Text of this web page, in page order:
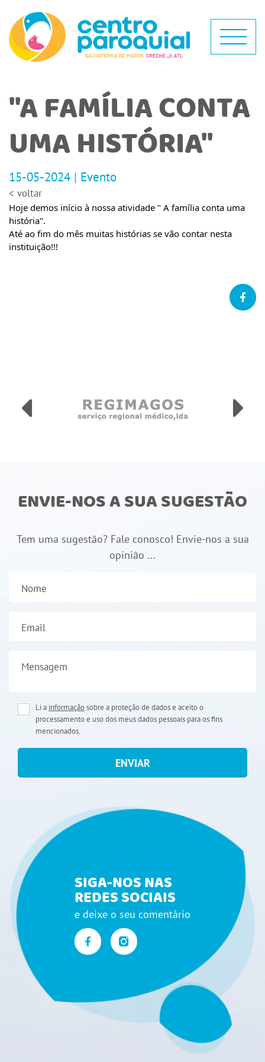
"A FAMÍLIA CONTA
UMA HISTÓRIA"
15-05-2024 | Evento
< voltar
Hoje demos início à nossa atividade " A família conta uma
história".
Até ao fim do mês muitas histórias se vão contar nesta
instituição!!!
ENVIE-NOS A SUA SUGESTÃO
Tem uma sugestão? Fale conosco! Envie-nos a sua
opinião ...
Nome
Email
Mensagem
Li a informaçãosobre a proteção de dados e aceito o
processamento e uso dos meus dados pessoais para os fins
mencionados.
ENVIAR
SIGA-NOS NAS
REDES SOCIAIS
e deixe o seu comentário